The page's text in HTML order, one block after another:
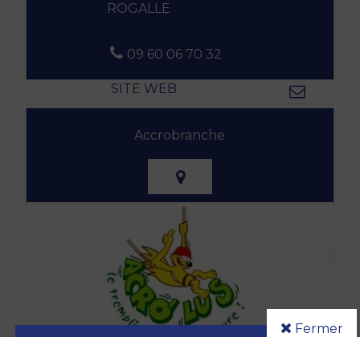
ROGALLE
09 60 06 70 32
Accrobranche
Fermer